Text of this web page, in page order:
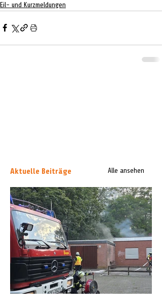
Eil- und Kurzmeldungen
Aktuelle Beiträge Alle ansehen